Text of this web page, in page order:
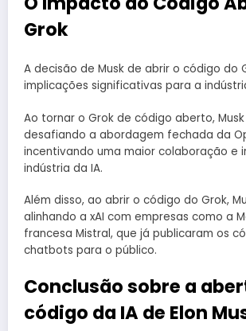
Grok
A decisão de Musk de abrir o código do
implicações significativas para a
Ao tornar o Grok de código aberto,
desafiando a abordagem fechada da
incentivando uma maior colaboração e
indústria da IA.
Além disso, ao abrir o código do Grok,
alinhando a xAI com empresas como a
francesa Mistral, que já publicaram os
chatbots para o público.
Conclusão sobre a
código da IA de Elon